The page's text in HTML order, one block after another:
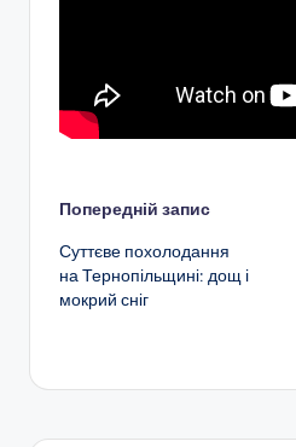
Навігація
по
запису
Попередній запис
Суттєве похолодання
на Тернопільщині: дощ і
мокрий сніг